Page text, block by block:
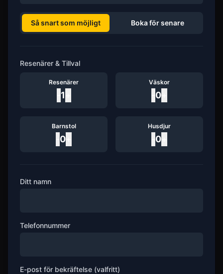
Så snart som möjligt Boka för senare
Resenärer & Tillval
Resenärer
1
Väskor
0
Barnstol
0
Husdjur
0
Ditt namn
Telefonnummer
E-post för bekräftelse (valfritt)